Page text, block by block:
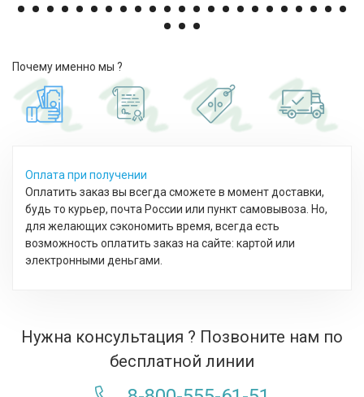
Почему именно мы ?
Оплата при получении
Оплатить заказ вы всегда сможете в момент доставки,
будь то курьер, почта России или пункт самовывоза. Но,
для желающих сэкономить время, всегда есть
возможность оплатить заказ на сайте: картой или
электронными деньгами.
Нужна консультация ? Позвоните нам по
бесплатной линии